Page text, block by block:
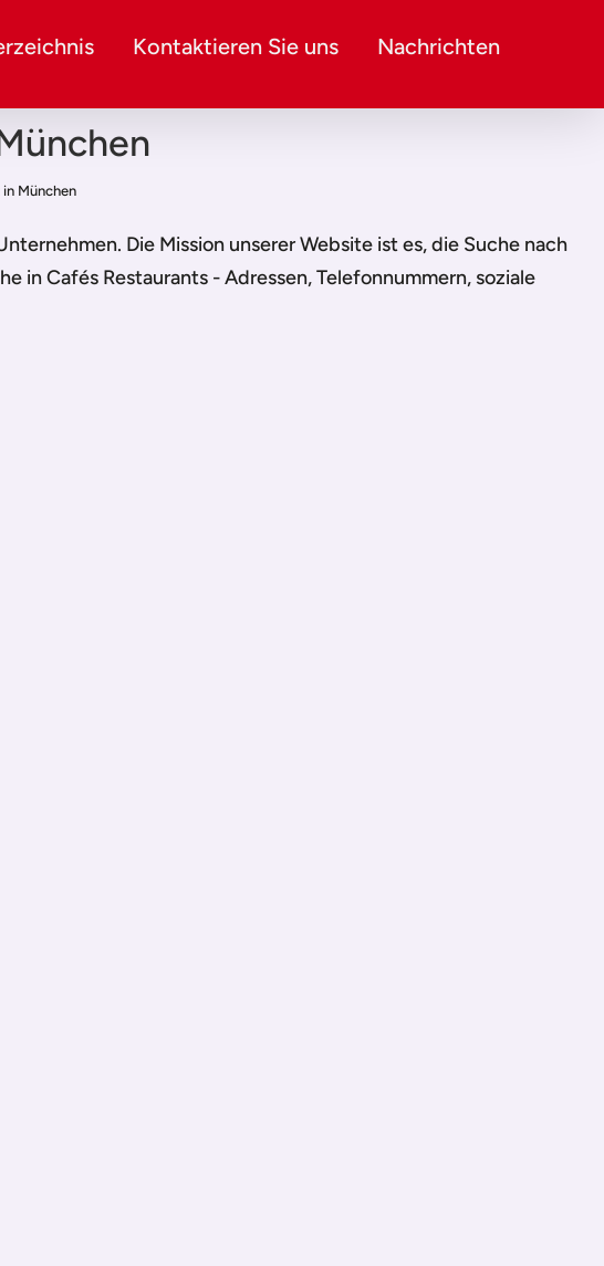
Kontaktieren Sie uns Nachrichten
München
Die Mission unserer Website ist es, die Suche nach
in Cafés Restaurants - Adressen, Telefonnummern, soziale